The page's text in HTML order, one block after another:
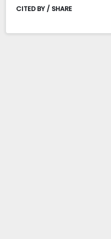
CITED BY / SHARE